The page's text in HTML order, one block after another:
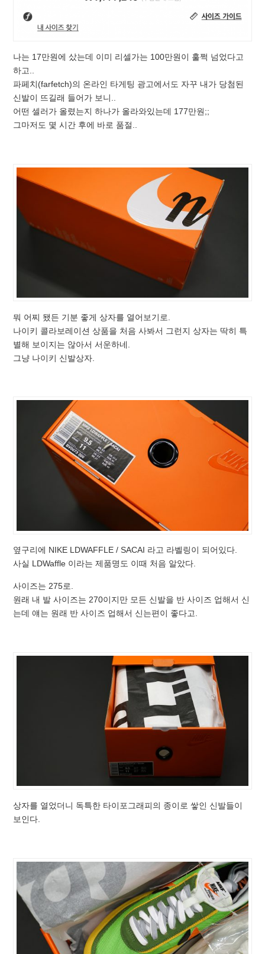
나는 17만원에 샀는데 이미 리셀가는 100만원이 훌쩍 넘었다고
하고..
파페치(farfetch)의 온라인 타게팅 광고에서도 자꾸 내가 당첨된
신발이 뜨길래 들어가 보니..
어떤 셀러가 올렸는지 하나가 올라와있는데 177만원;;
그마저도 몇 시간 후에 바로 품절..
뭐 어찌 됐든 기분 좋게 상자를 열어보기로.
나이키 콜라보레이션 상품을 처음 사봐서 그런지 상자는 딱히 특
별해 보이지는 않아서 서운하네.
그냥 나이키 신발상자.
옆구리에 NIKE LDWAFFLE / SACAI 라고 라벨링이 되어있다.
사실 LDWaffle 이라는 제품명도 이때 처음 알았다.
사이즈는 275로.
원래 내 발 사이즈는 270이지만 모든 신발을 반 사이즈 업해서 신
는데 얘는 원래 반 사이즈 업해서 신는편이 좋다고.
상자를 열었더니 독특한 타이포그래피의 종이로 쌓인 신발들이
보인다.